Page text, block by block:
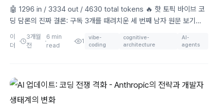
🤖 1296 in / 3334 out / 4630 total tokens 🔥 핫 토픽 바이브 코
딩 담론의 진짜 결론: 구독 3개를 때려치운 세 번째 남자 원문 보기
(https://i.redd.it/p2u20339nqug1.png) Reddit r/LocalLLaMA
에서 화제가 된 이 밈은 "바이브 코딩" 담론의 핵심을 찌른다. 첫 번째
이
더
3개월
전
6 min
read
1
vibe-
coding
cognitive-
architecture
AI-
agents